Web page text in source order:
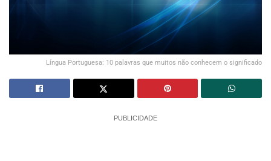
Língua Portuguesa: 10 palavras que muitos não conhecem o significado
PUBLICIDADE